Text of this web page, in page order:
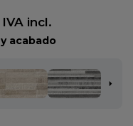
IVA incl.
acabado